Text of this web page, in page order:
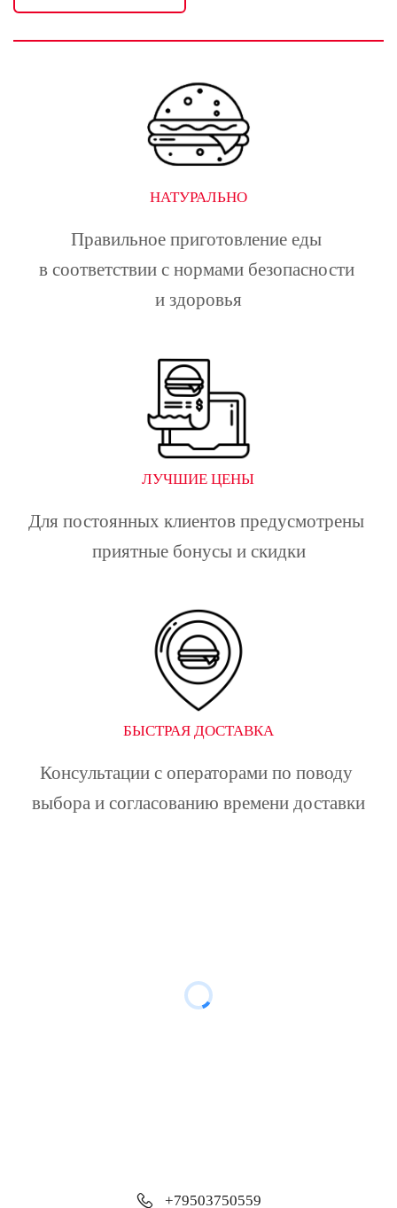
НАТУРАЛЬНО
Правильное приготовление еды
в соответствии с нормами безопасности
и здоровья
ЛУЧШИЕ ЦЕНЫ
Для постоянных клиентов предусмотрены
приятные бонусы и скидки
БЫСТРАЯ ДОСТАВКА
Консультации с операторами по поводу
выбора и согласованию времени доставки
+79503750559